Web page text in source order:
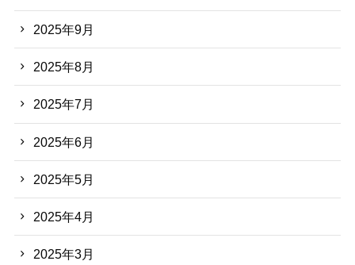
2025年9月
2025年8月
2025年7月
2025年6月
2025年5月
2025年4月
2025年3月